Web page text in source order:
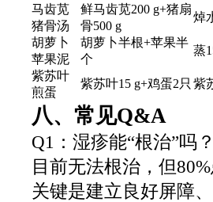
马齿苋
猪骨汤
鲜马齿苋200 g+猪扇
骨500 g
焯
胡萝卜
苹果泥
胡萝卜半根+苹果半
个
蒸
紫苏叶
煎蛋
紫苏叶15 g+鸡蛋2只 紫
八、常见Q&A
Q1：湿疹能“根治”吗？
目前无法根治，但
关键是建立良好屏障